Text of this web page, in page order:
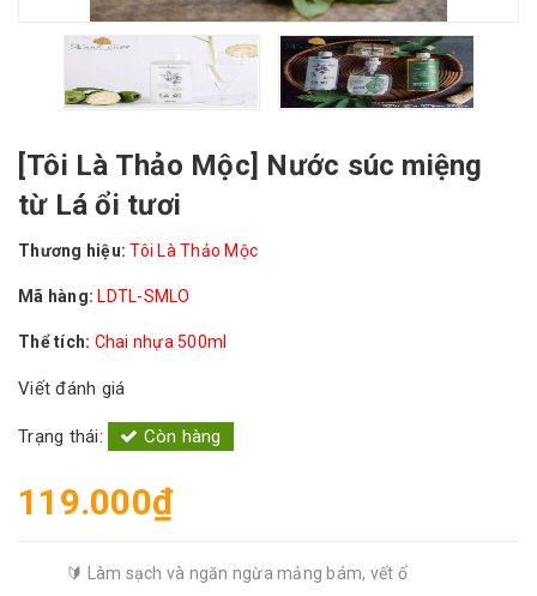
[Tôi Là Thảo Mộc] Nước súc miệng
từ Lá ổi tươi
Thương hiệu: Tôi Là Thảo Mộc
Mã hàng: LDTL-SMLO
Thể tích: Chai nhựa 500ml
Viết đánh giá
Trạng thái: Còn hàng
119.000₫
🔰 Làm sạch và ngăn ngừa mảng bám, vết ố